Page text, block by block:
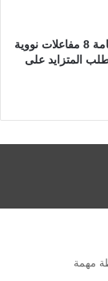
الصين تقرر إقامة 8 مفاعلات نووية
المتزايد على
مهمة